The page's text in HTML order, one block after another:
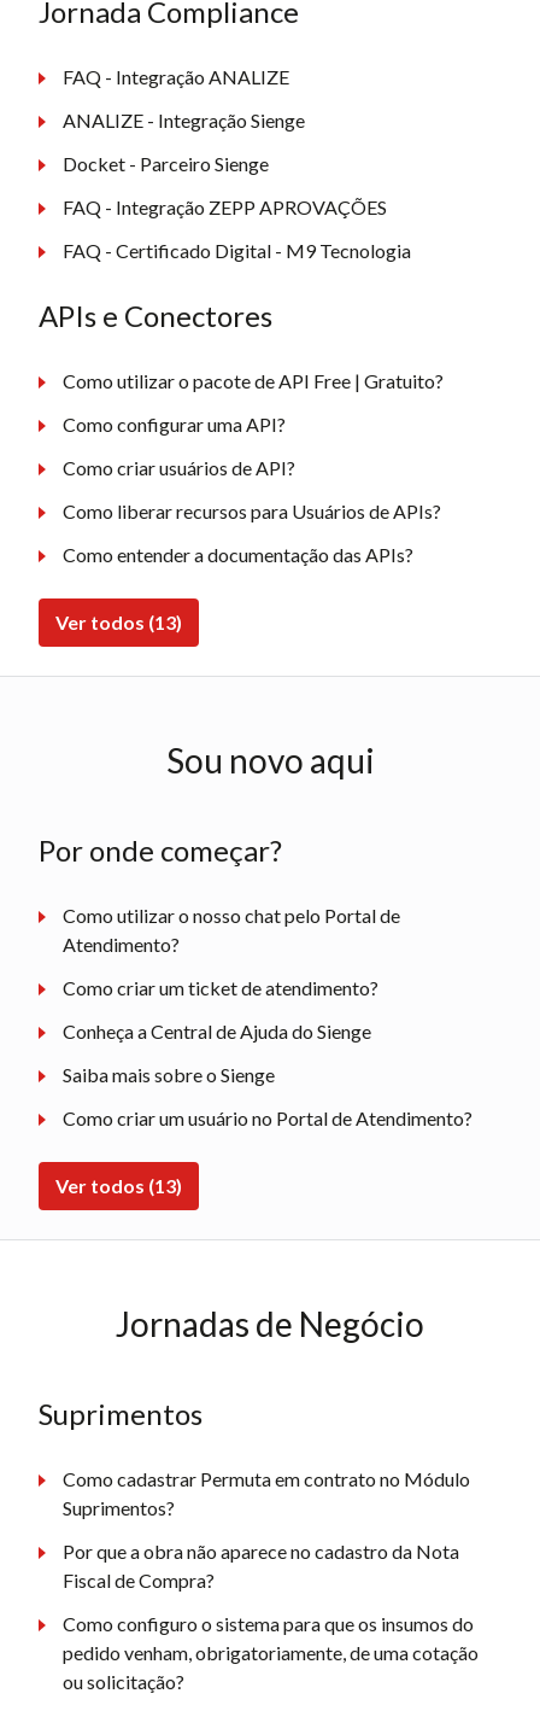
Jornada Compliance
FAQ - Integração ANALIZE
ANALIZE - Integração Sienge
Docket - Parceiro Sienge
FAQ - Integração ZEPP APROVAÇÕES
FAQ - Certificado Digital - M9 Tecnologia
APIs e Conectores
Como utilizar o pacote de API Free | Gratuito?
Como configurar uma API?
Como criar usuários de API?
Como liberar recursos para Usuários de APIs?
Como entender a documentação das APIs?
Ver todos (13)
Sou novo aqui
Por onde começar?
Como utilizar o nosso chat pelo Portal de
Atendimento?
Como criar um ticket de atendimento?
Conheça a Central de Ajuda do Sienge
Saiba mais sobre o Sienge
Como criar um usuário no Portal de Atendimento?
Ver todos (13)
Jornadas de Negócio
Suprimentos
Como cadastrar Permuta em contrato no Módulo
Suprimentos?
Por que a obra não aparece no cadastro da Nota
Fiscal de Compra?
Como configuro o sistema para que os insumos do
pedido venham, obrigatoriamente, de uma cotação
ou solicitação?